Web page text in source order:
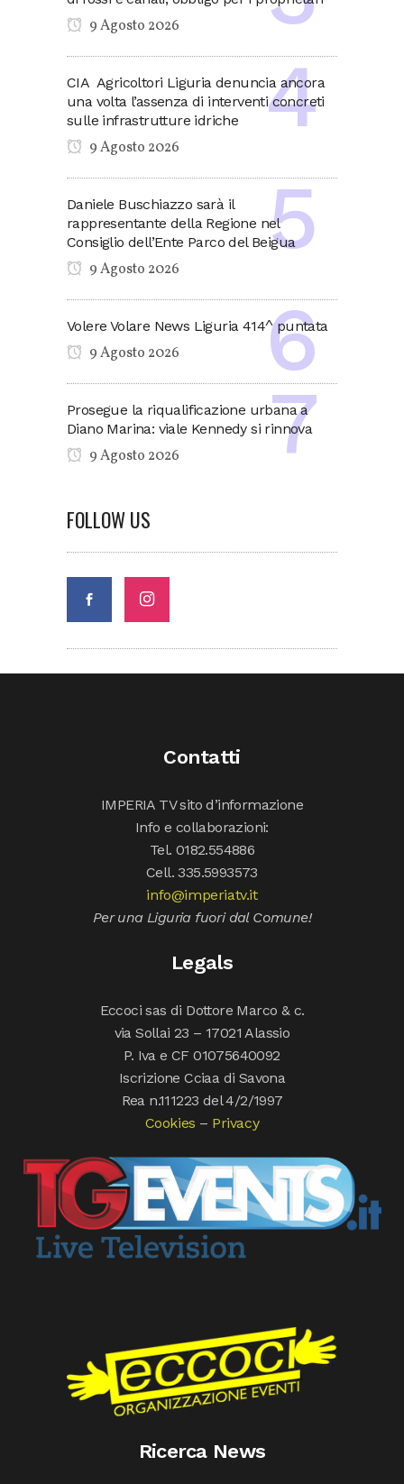
9 Agosto 2026
CIA Agricoltori Liguria denuncia ancora
una volta l’assenza di interventi concreti
sulle infrastrutture idriche
9 Agosto 2026
Daniele Buschiazzo sarà il
rappresentante della Regione nel
Consiglio dell’Ente Parco del Beigua
9 Agosto 2026
Volere Volare News Liguria 414^ puntata
9 Agosto 2026
Prosegue la riqualificazione urbana a
Diano Marina: viale Kennedy si rinnova
9 Agosto 2026
FOLLOW US
Contatti
IMPERIA TV sito d’informazione
Info e collaborazioni:
Tel. 0182.554886
Cell. 335.5993573
info@imperiatv.it
Per una Liguria fuori dal Comune!
Legals
Eccoci sas di Dottore Marco & c.
via Sollai 23 – 17021 Alassio
P. Iva e CF 01075640092
Iscrizione Cciaa di Savona
Rea n.111223 del 4/2/1997
Cookies – Privacy
Ricerca News